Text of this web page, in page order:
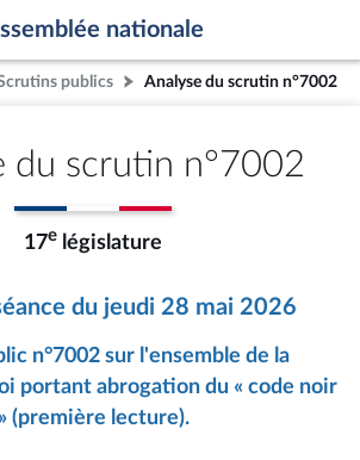
nationale
publics Analyse du scrutin n°7002
du scrutin n°7002
17e législature
du jeudi 28 mai 2026
n°7002 sur l'ensemble de la
portant abrogation du « code noir
» (première lecture).